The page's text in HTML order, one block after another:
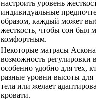
настроить уровень
индивидуальные
образом, каждый может
жесткость, чтобы сон был
комфортным.
Некоторые матрасы
возможность регулировки
особенно удобно для тех,
разные уровни высоты для
тела или желает
кровати.